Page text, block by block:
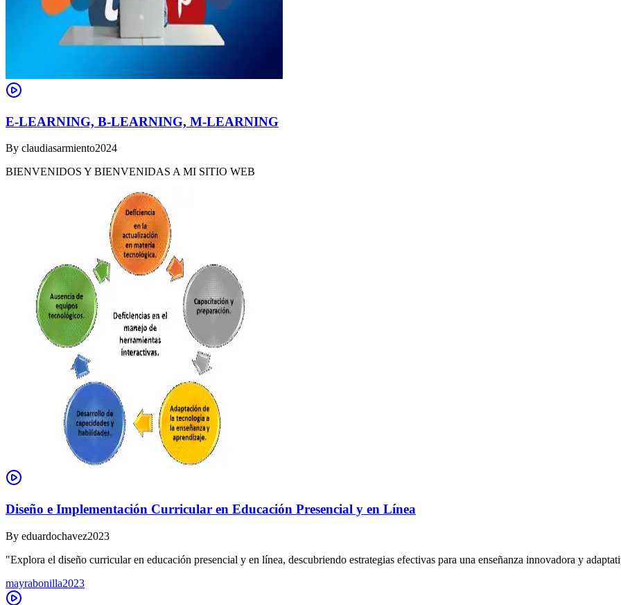
E-LEARNING, B-LEARNING, M-LEARNING
By claudiasarmiento2024
BIENVENIDOS Y BIENVENIDAS A MI SITIO WEB
Diseño e Implementación Curricular en Educación Presencial y en Línea
By eduardochavez2023
"Explora el diseño curricular en educación presencial y en línea, descubriendo estrategias efectivas para una enseñanza innovadora y
mayrabonilla2023